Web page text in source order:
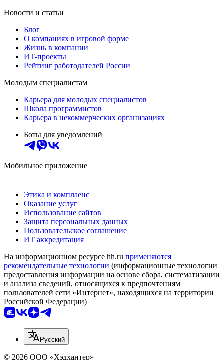
Новости и статьи
Блог
О компаниях в игровой форме
Жизнь в компании
ИТ-проекты
Рейтинг работодателей России
Молодым специалистам
Карьера для молодых специалистов
Школа программистов
Карьера в некоммерческих организациях
Боты для уведомлений
Мобильное приложение
Этика и комплаенс
Оказание услуг
Использование сайтов
Защита персональных данных
Пользовательское соглашение
ИТ аккредитация
На информационном ресурсе hh.ru применяются
рекомендательные технологии (информационные технологии
предоставления информации на основе сбора, систематизации
и анализа сведений, относящихся к предпочтениям
пользователей сети «Интернет», находящихся на территории
Российской Федерации)
Русский
© 2026 ООО «Хэдхантер»